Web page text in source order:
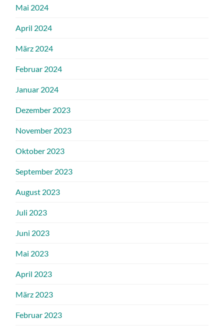
Mai 2024
April 2024
März 2024
Februar 2024
Januar 2024
Dezember 2023
November 2023
Oktober 2023
September 2023
August 2023
Juli 2023
Juni 2023
Mai 2023
April 2023
März 2023
Februar 2023